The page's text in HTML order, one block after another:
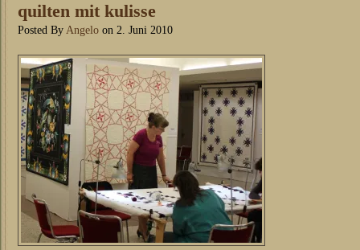
quilten mit kulisse
Posted By Angelo on 2. Juni 2010